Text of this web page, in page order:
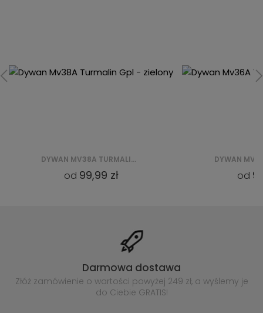
DYWAN MV36A TURMALIN GPL - ZIELONY
od 99,99 zł od
Darmowa dostawa
Złóż zamówienie o wartości powyżej 249 zł, a wyślemy je
do Ciebie GRATIS!